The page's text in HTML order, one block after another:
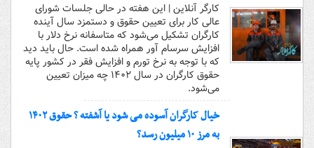
کارگر آنلاین | این هفته در حالی جلسات شورای
عالی کار برای تعیین حقوق و دستمزد سال آینده
کارگران تشکیل می‌شود که متاسفانه نرخ دلار با
افزایش سرسام آور همراه شده است. حال باید دید
که با توجه به نرخ تورم و افزایش فقر در کشور پایه
حقوق کارگران در سال ۱۴۰۲ چه میزان تعیین
می‌شود.
خیال کارگران آسوده می شود یا آشفته ؟ حقوق ۱۴۰۲
به مرز ۱۰ میلیون رسد؟